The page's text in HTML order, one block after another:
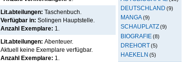
DEUTSCHLAND (9)
MANGA(9)
SCHAUPLATZ(9)
BIOGRAFIE(8)
DREHORT(5)
HAEKELN (5)
Lit.abteilungen: Taschenbuch.
Verfügbar in: Solingen Hauptstelle
Anzahl Exemplare: 1.
Lit.abteilungen: Abenteuer.
Aktuell keine Exemplare verfügbar.
Anzahl Exemplare: 1.